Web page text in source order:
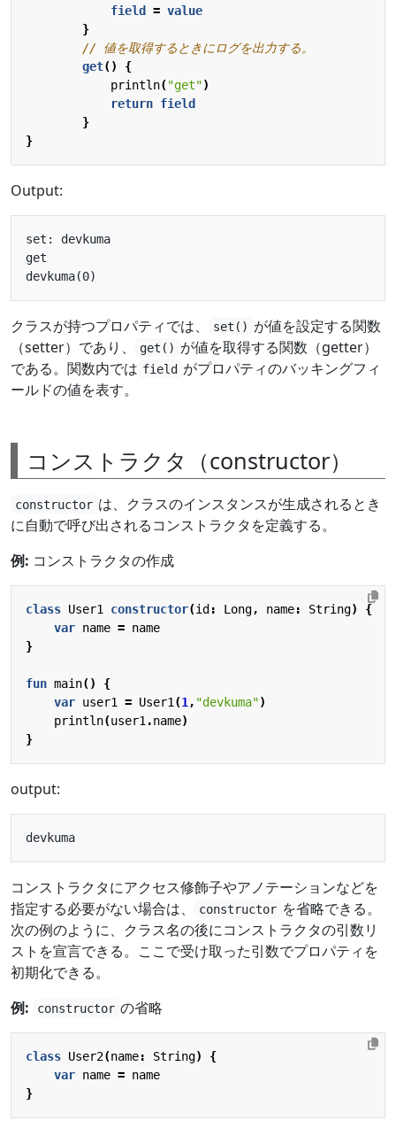
field
= value
}
get()
{
println("get")
return field
}
}
Output:
set: devkuma
get
クラスが持つプロパティでは、 set() が値を設定する関数
（setter）であり、
get() が値を取得する関数（getter）
である。関数内では field がプロパティのバッキングフィ
ールドの値を表す。
コンストラクタ（constructor）
constructor は、クラスのインスタンスが生成されるとき
に自動で呼び出されるコンストラクタを定義する。
例: コンストラクタの作成
class User1 constructor(id : Long, name: String)
{
var name = name
}
fun main()
{
var user1 = User1 (1 , "devkuma")
println(user1 .name)
}
output:
コンストラクタにアクセス修飾子やアノテーションなどを
指定する必要がない場合は、
constructor を省略できる。
次の例のように、クラス名の後にコンストラクタの引数リ
ストを宣言できる。ここで受け取った引数でプロパティを
初期化できる。
例:
constructor の省略
class User2(name: String)
{
var name = name
}